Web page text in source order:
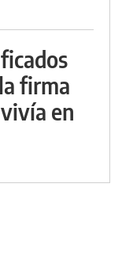
firma
en